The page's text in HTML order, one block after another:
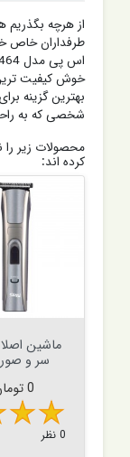
از هرچه بگذریم
طرفداران خاص
خوش کیفیت
بهترین گزینه
شخصی که به
محصولات زیر را
کرده اند:
ماشین
سر و
قیمت
0 تومان
0 نظر